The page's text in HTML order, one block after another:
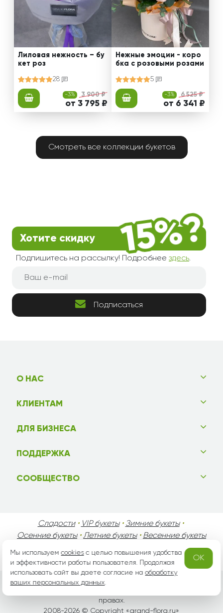
Лиловая нежность – бу
кет роз
28
-3% 3 900 ₽
от 3 795 ₽
Нежные эмоции - коро
бка с розовыми розами
5
-3% 6 525 ₽
от 6 341 ₽
Смотреть все коллекции букетов
Хотите скидку
Подпишитесь на рассылку! Подробнее здесь.
Подписаться
О НАС
КЛИЕНТАМ
ДЛЯ БИЗНЕСА
ПОДДЕРЖКА
СООБЩЕСТВО
Сладости• VIP букеты• Зимние букеты•
Осенние букеты•Летние букеты• Весенние букеты
•
День Мужчин•Праздники!
правах.
2008-2026 © Copyright «grand-flora.ru»
Мы используемcookiesс целью повышения удобства
и эффективности работы пользователя. Продолжая
использовать сайт вы даете согласие наобработку
ваших персональных данных.
OK